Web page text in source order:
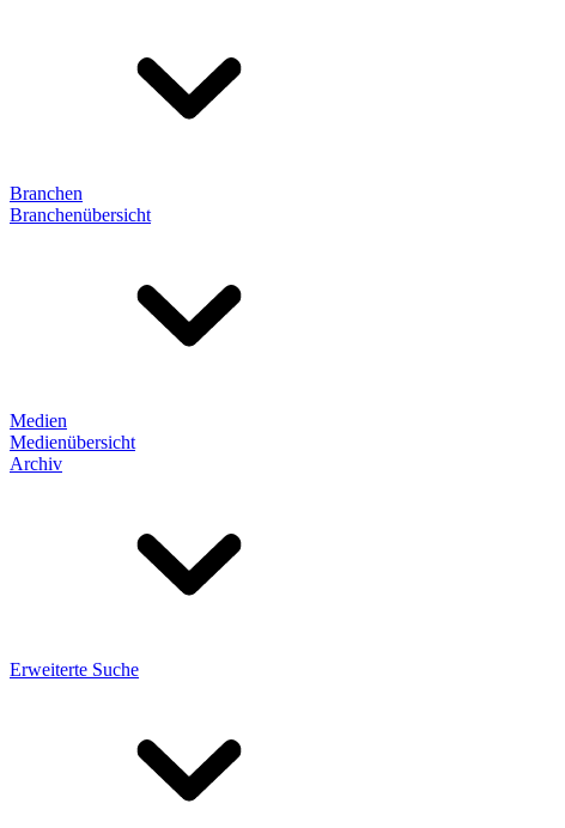
Branchen
Branchenübersicht
Medien
Medienübersicht
Archiv
Erweiterte Suche